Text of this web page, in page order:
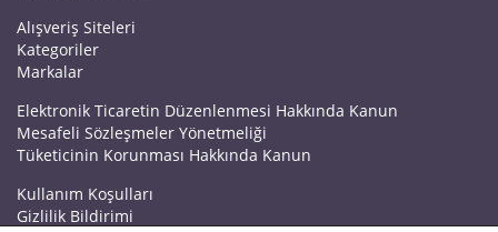
Alışveriş Siteleri
Kategoriler
Markalar
Elektronik Ticaretin Düzenlenmesi Hakkında Kanun
Mesafeli Sözleşmeler Yönetmeliği
Tüketicinin Korunması Hakkında Kanun
Kullanım Koşulları
Gizlilik Bildirimi